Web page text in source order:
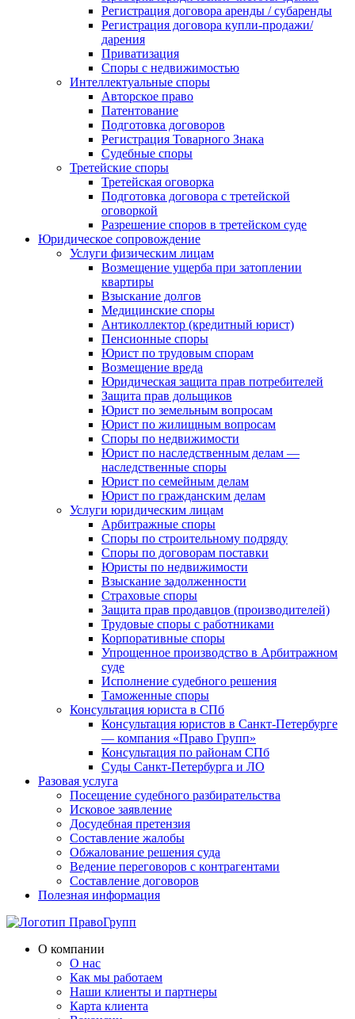
Регистрация договора аренды / субаренды
Регистрация договора купли-продажи/
дарения
Приватизация
Cпоры с недвижимостью
Интеллектуальные споры
Авторское право
Патентование
Подготовка договоров
Регистрация Товарного Знака
Судебные споры
Третейские споры
Третейская оговорка
Подготовка договора с третейской
оговоркой
Разрешение споров в третейском суде
Юридическое сопровождение
Услуги физическим лицам
Возмещение ущерба при затоплении
квартиры
Взыскание долгов
Медицинские споры
Антиколлектор (кредитный юрист)
Пенсионные споры
Юрист по трудовым спорам
Возмещение вреда
Юридическая защита прав потребителей
Защита прав дольщиков
Юрист по земельным вопросам
Юрист по жилищным вопросам
Споры по недвижимости
Юрист по наследственным делам —
наследственные споры
Юрист по семейным делам
Юрист по гражданским делам
Услуги юридическим лицам
Арбитражные споры
Споры по строительному подряду
Споры по договорам поставки
Юристы по недвижимости
Взыскание задолженности
Страховые споры
Защита прав продавцов (производителей)
Трудовые споры с работниками
Корпоративные споры
Упрощенное производство в Арбитражном
суде
Исполнение судебного решения
Таможенные споры
Консультация юриста в СПб
Консультация юристов в Санкт-Петербурге
— компания «Право Групп»
Консультация по районам СПб
Суды Санкт-Петербурга и ЛО
Разовая услуга
Посещение судебного разбирательства
Исковое заявление
Досудебная претензия
Составление жалобы
Обжалование решения суда
Ведение переговоров с контрагентами
Составление договоров
Полезная информация
О компании
О нас
Как мы работаем
Наши клиенты и партнеры
Карта клиента